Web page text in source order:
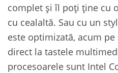
complet și îl poți ține cu
cu cealaltă. Sau cu un
este optimizată, acum
direct la tastele
procesoarele sunt Intel